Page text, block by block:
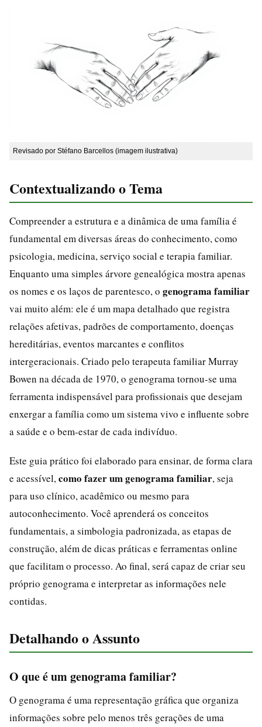
Revisado por Stéfano Barcellos (imagem ilustrativa)
Contextualizando o Tema
Compreender a estrutura e a dinâmica de uma família é
fundamental em diversas áreas do conhecimento, como
psicologia, medicina, serviço social e terapia familiar.
Enquanto uma simples árvore genealógica mostra apenas
os nomes e os laços de parentesco, o genograma familiar
vai muito além: ele é um mapa detalhado que registra
relações afetivas, padrões de comportamento, doenças
hereditárias, eventos marcantes e conflitos
intergeracionais. Criado pelo terapeuta familiar Murray
Bowen na década de 1970, o genograma tornou-se uma
ferramenta indispensável para profissionais que desejam
enxergar a família como um sistema vivo e influente sobre
a saúde e o bem-estar de cada indivíduo.
Este guia prático foi elaborado para ensinar, de forma clara
e acessível, como fazer um genograma familiar, seja
para uso clínico, acadêmico ou mesmo para
autoconhecimento. Você aprenderá os conceitos
fundamentais, a simbologia padronizada, as etapas de
construção, além de dicas práticas e ferramentas online
que facilitam o processo. Ao final, será capaz de criar seu
próprio genograma e interpretar as informações nele
contidas.
Detalhando o Assunto
O que é um genograma familiar?
O genograma é uma representação gráfica que organiza
informações sobre pelo menos três gerações de uma